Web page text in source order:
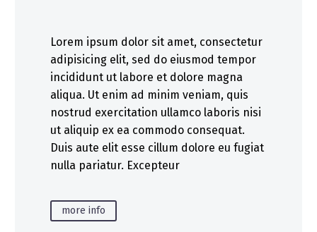
Lorem ipsum dolor sit amet, consectetur
adipisicing elit, sed do eiusmod tempor
incididunt ut labore et dolore magna
aliqua. Ut enim ad minim veniam, quis
nostrud exercitation ullamco laboris nisi
ut aliquip ex ea commodo consequat.
Duis aute elit esse cillum dolore eu fugiat
nulla pariatur. Excepteur
more info